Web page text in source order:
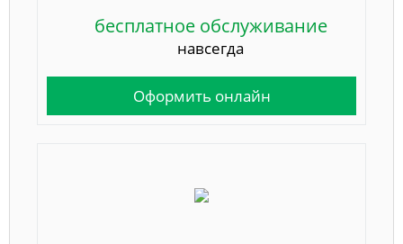
бесплатное обслуживание
навсегда
Оформить онлайн